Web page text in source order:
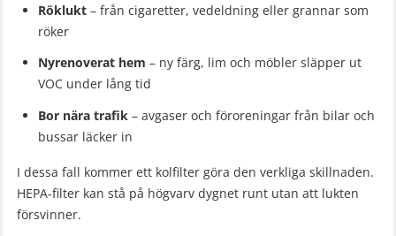
Röklukt – från cigaretter, vedeldning eller grannar som
röker
Nyrenoverat hem – ny färg, lim och möbler släpper ut
VOC under lång tid
Bor nära trafik – avgaser och föroreningar från bilar och
bussar läcker in
I dessa fall kommer ett kolfilter göra den verkliga skillnaden.
HEPA-filter kan stå på högvarv dygnet runt utan att lukten
försvinner.